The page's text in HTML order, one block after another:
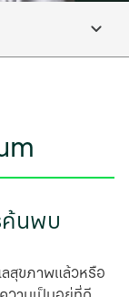
ค้นพบ
สุขภาพแล้วหรือ